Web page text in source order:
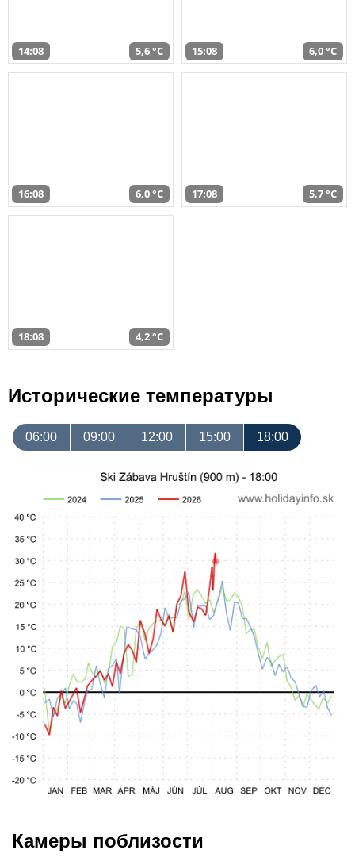
14:08 5,6 °C 15:08 6,0 °C
16:08 6,0 °C 17:08 5,7 °C
18:08 4,2 °C
Исторические температуры
06:00 09:00 12:00 15:00 18:00
Камеры поблизости